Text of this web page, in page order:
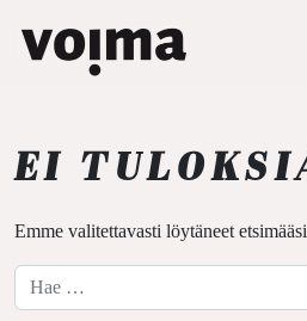
Päävalikko
EI
Emme valitettavasti löytäneet
Hae: